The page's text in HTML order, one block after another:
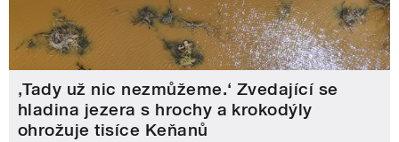
‚Tady už nic nezmůžeme.‘ Zvedající se
hladina jezera s hrochy a krokodýly
ohrožuje tisíce Keňanů